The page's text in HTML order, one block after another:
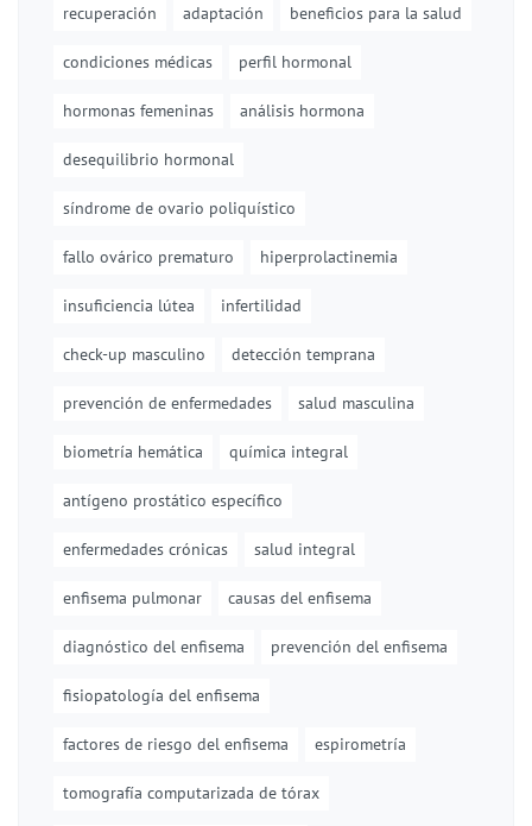
recuperación adaptación beneficios para la salud
condiciones médicas perfil hormonal
hormonas femeninas análisis hormona
desequilibrio hormonal
síndrome de ovario poliquístico
fallo ovárico prematuro hiperprolactinemia
insuficiencia lútea infertilidad
check-up masculino detección temprana
prevención de enfermedades salud masculina
biometría hemática química integral
antígeno prostático específico
enfermedades crónicas salud integral
enfisema pulmonar causas del enfisema
diagnóstico del enfisema prevención del enfisema
fisiopatología del enfisema
factores de riesgo del enfisema espirometría
tomografía computarizada de tórax